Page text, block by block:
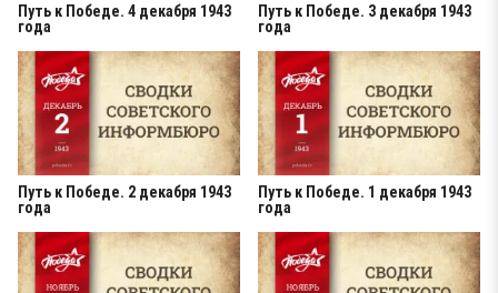
Путь к Победе. 4 декабря 1943
года
Путь к Победе. 3 декабря 1943
года
Путь к Победе. 2 декабря 1943
года
Путь к Победе. 1 декабря 1943
года